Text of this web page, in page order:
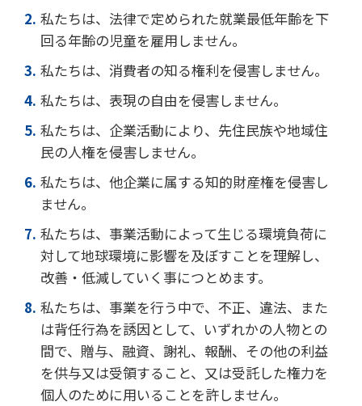
私たちは、法律で定められた就業最低年齢を下
回る年齢の児童を雇用しません。
私たちは、消費者の知る権利を侵害しません。
私たちは、表現の自由を侵害しません。
私たちは、企業活動により、先住民族や地域住
民の人権を侵害しません。
私たちは、他企業に属する知的財産権を侵害し
ません。
私たちは、事業活動によって生じる環境負荷に
対して地球環境に影響を及ぼすことを理解し、
改善・低減していく事につとめます。
私たちは、事業を行う中で、不正、違法、また
は背任行為を誘因として、いずれかの人物との
間で、贈与、融資、謝礼、報酬、その他の利益
を供与又は受領すること、又は受託した権力を
個人のために用いることを許しません。